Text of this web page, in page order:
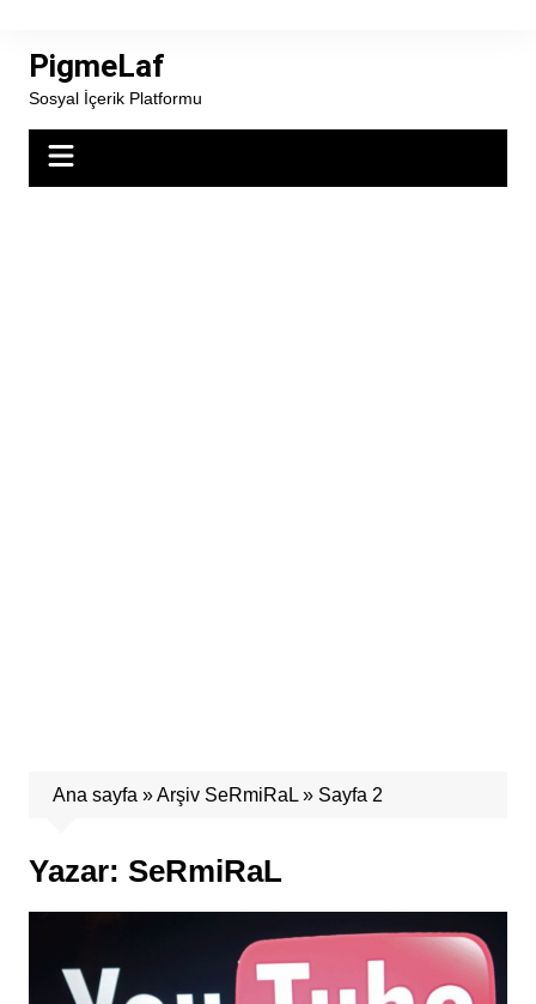
contentPigmeLaf
Sosyal İçerik Platformu
Ana sayfa »Arşiv SeRmiRaL» Sayfa 2
Yazar: SeRmiRaL